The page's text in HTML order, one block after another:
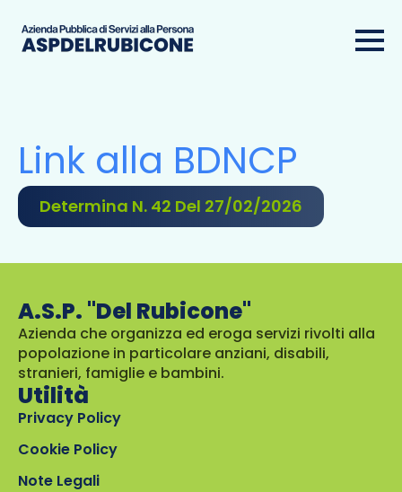
Link alla BDNCP
Determina N. 42 Del 27/02/2026
A.S.P. "Del Rubicone"
Azienda che organizza ed eroga servizi rivolti alla
popolazione in particolare anziani, disabili,
stranieri, famiglie e bambini.
Utilità
Privacy Policy
Cookie Policy
Note Legali